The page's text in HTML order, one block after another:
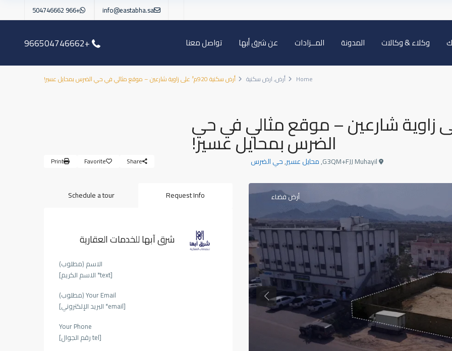
info@eastabha.sa
+966 504746662
وكلاء & وكالات المدونة المــزادات عن شرق أبها تواصل معنا +966504746662
Home أرض,ارض سكنية أرض سكنية 920م² على زاوية شارعين – موقع مثالي في حي الضرس بمحايل عسير!
سكنية 920م² على زاوية شارعين – موقع مثالي في حي
الضرس بمحايل عسير!
محايل عسير,حي الضرس Share
Favorite
Print
أرض فضاء
Previous
Request Info
Schedule a tour
شرق آبها للخدمات العقارية
الاسم (مطلوب)
[text* الاسم الكريم]
Your Email (مطلوب)
[email* البريد الإلكتروني]
Your Phone
[tel رقم الجوال]